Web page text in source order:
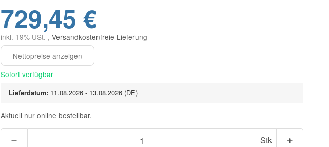
729,45 €
inkl. 19% USt. , Versandkostenfreie Lieferung
Sofort verfügbar
Lieferdatum: 11.08.2026 - 13.08.2026 (DE)
Aktuell nur online bestellbar.
Stk